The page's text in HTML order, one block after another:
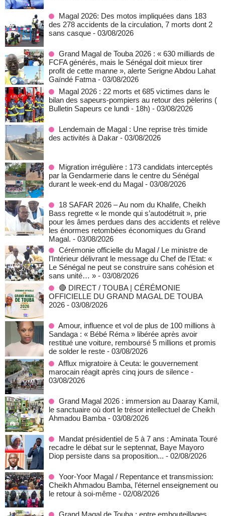
Magal 2026: Des motos impliquées dans 183
des 278 accidents de la circulation, 7 morts dont 2
sans casque - 03/08/2026
Grand Magal de Touba 2026 : « 630 milliards de
FCFA générés, mais le Sénégal doit mieux tirer
profit de cette manne », alerte Serigne Abdou Lahat
Gaïndé Fatma - 03/08/2026
Magal 2026 : 22 morts et 685 victimes dans le
bilan des sapeurs-pompiers au retour des pèlerins (
Bulletin Sapeurs ce lundi - 18h) - 03/08/2026
Lendemain de Magal : Une reprise très timide
des activités à Dakar - 03/08/2026
Migration irrégulière : 173 candidats interceptés
par la Gendarmerie dans le centre du Sénégal
durant le week-end du Magal - 03/08/2026
18 SAFAR 2026 – Au nom du Khalife, Cheikh
Bass regrette « le monde qui s’autodétruit », prie
pour les âmes perdues dans des accidents et relève
les énormes retombées économiques du Grand
Magal. - 03/08/2026
Cérémonie officielle du Magal / Le ministre de
l’Intérieur délivrant le message du Chef de l’Etat: «
Le Sénégal ne peut se construire sans cohésion et
sans unité… » - 03/08/2026
🔴 DIRECT / TOUBA | CÉRÉMONIE
OFFICIELLE DU GRAND MAGAL DE TOUBA
2026 - 03/08/2026
Amour, influence et vol de plus de 100 millions à
Sandaga : « Bébé Réma » libérée après avoir
restitué une voiture, remboursé 5 millions et promis
de solder le reste - 03/08/2026
Afflux migratoire à Ceuta: le gouvernement
marocain réagit après cinq jours de silence -
03/08/2026
Grand Magal 2026 : immersion au Daaray Kamil,
le sanctuaire où dort le trésor intellectuel de Cheikh
Ahmadou Bamba - 03/08/2026
Mandat présidentiel de 5 à 7 ans : Aminata Touré
recadre le débat sur le septennat, Baye Mayoro
Diop persiste dans sa proposition... - 02/08/2026
Yoor-Yoor Magal / Repentance et transmission:
Cheikh Ahmadou Bamba, l’éternel enseignement ou
le retour à soi-même - 02/08/2026
Grand Magal de Touba : entre embouteillages